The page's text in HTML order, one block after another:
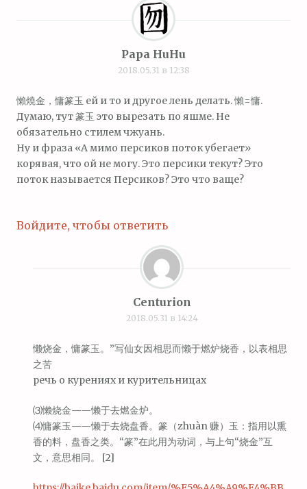
Papa HuHu
2018.05.31 в 12:38
懶燒金，慵篆玉 ей и то и другое лень делать. 懶=慵.
Думаю, тут 篆玉 это вырезать по яшме. Не
обязательно стилем чжуань.
Ну и фраза «А мимо персиков поток убегает»
корявая, что ой не могу. Это персики текут? Это
поток называется Персиков? Это что ваще?
Войдите, чтобы ответить
Centurion
2018.05.31 в 14:24
懒烧金，慵篆玉。”写仙女因相思而懒于燃炉烧香，以表相思
之苦
речь о курениях и курительницах
⑶懒烧金——懒于去燃金炉。
⑷慵篆玉——懒于去烧盘香。篆（zhuàn 赚）玉：指用以熏
香的料，盘香之类。“篆”在此用为动词，与上句“烧金”互
文，意思相同。 [2]